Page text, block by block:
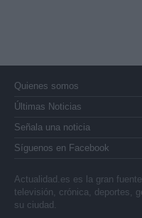
Quienes somos
Últimas Noticias
Señala una noticia
Síguenos en Facebook
Actualidad.es es la gran
televisión, crónica, deportes,
su ciudad.